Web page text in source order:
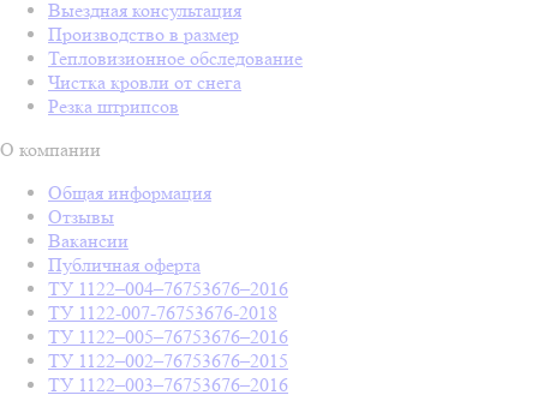
Выездная консультация
Производство в размер
Тепловизионное обследование
Чистка кровли от снега
Резка штрипсов
О компании
Общая информация
Отзывы
Вакансии
Публичная оферта
ТУ 1122–004–76753676–2016
ТУ 1122-007-76753676-2018
ТУ 1122–005–76753676–2016
ТУ 1122–002–76753676–2015
ТУ 1122–003–76753676–2016